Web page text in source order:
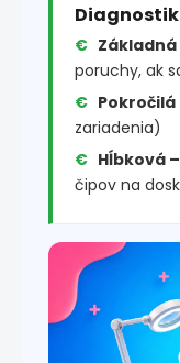
Základná
poruchy, ak
Pokročilá
zariadenia)
Hĺbková
čipov na